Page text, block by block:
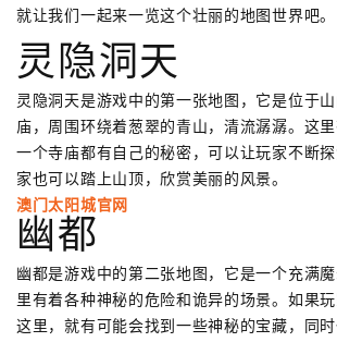
就让我们一起来一览这个壮丽的地图世界吧。
灵隐洞天
灵隐洞天是游戏中的第一张地图，它是位于
庙，周围环绕着葱翠的青山，清流潺潺。这
一个寺庙都有自己的秘密，可以让玩家不断
家也可以踏上山顶，欣赏美丽的风景。
澳门太阳城官网
幽都
幽都是游戏中的第二张地图，它是一个充满
里有着各种神秘的危险和诡异的场景。如果
这里，就有可能会找到一些神秘的宝藏，同